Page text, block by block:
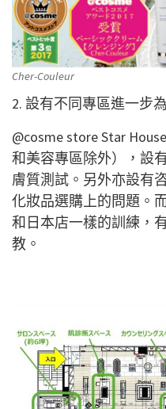
Cher-Couleur
2. 設有不同專區進一步
@cosme store Star
和美容專區除外），設
膚質測試。另外亦設有
化妝品選購上的問題。
和日本店一樣的訓練，
教。